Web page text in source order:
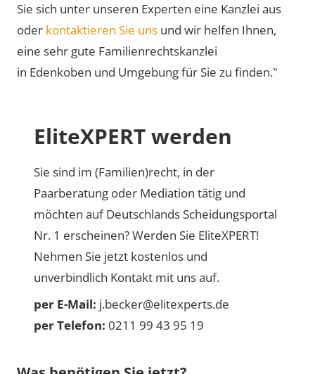
Sie sich unter unseren Experten eine Kanzlei aus
oder kontaktieren Sie uns und wir helfen Ihnen,
eine sehr gute Familienrechtskanzlei
in Edenkoben und Umgebung für Sie zu finden."
EliteXPERT werden
Sie sind im (Familien)recht, in der
Paarberatung oder Mediation tätig und
möchten auf Deutschlands Scheidungsportal
Nr. 1 erscheinen? Werden Sie EliteXPERT!
Nehmen Sie jetzt kostenlos und
unverbindlich Kontakt mit uns auf.
per E-Mail: j.becker@elitexperts.de
per Telefon: 0211 99 43 95 19